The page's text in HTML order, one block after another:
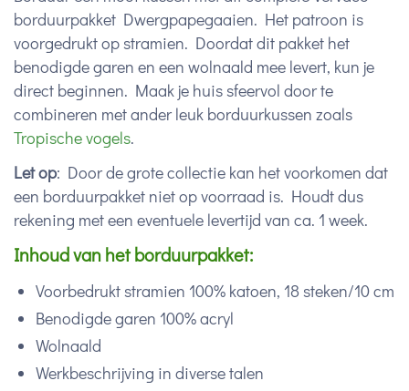
borduurpakket Dwergpapegaaien. Het patroon is
voorgedrukt op stramien. Doordat dit pakket het
benodigde garen en een wolnaald mee levert, kun je
direct beginnen. Maak je huis sfeervol door te
combineren met ander leuk borduurkussen zoals
Tropische vogels.
Let op: Door de grote collectie kan het voorkomen dat
een borduurpakket niet op voorraad is. Houdt dus
rekening met een eventuele levertijd van ca. 1 week.
Inhoud van het borduurpakket:
Voorbedrukt stramien 100% katoen, 18 steken/10 cm
Benodigde garen 100% acryl
Wolnaald
Werkbeschrijving in diverse talen